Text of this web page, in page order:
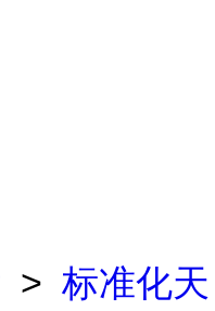
> 标准化天